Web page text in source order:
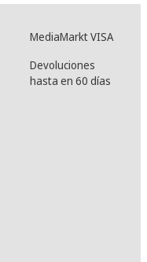
MediaMarkt VISA
Devoluciones
hasta en 60 días